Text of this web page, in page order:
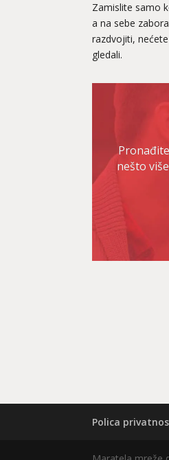
Zamislite samo
a na sebe
razdvojiti,
gledali.
nešto
Polica